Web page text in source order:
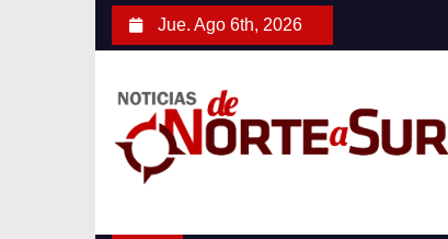
Jue. Ago 6th, 2026